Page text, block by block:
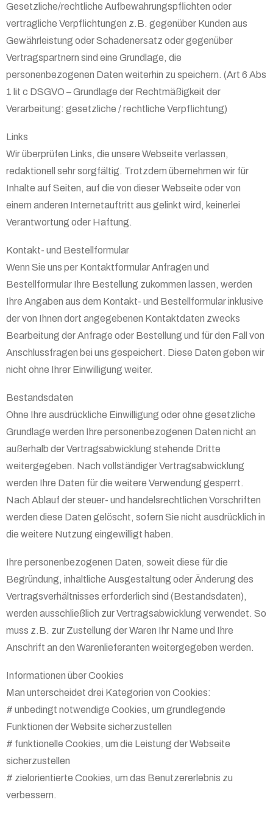
Gesetzliche/rechtliche Aufbewahrungspflichten oder
vertragliche Verpflichtungen z.B. gegenüber Kunden aus
Gewährleistung oder Schadenersatz oder gegenüber
Vertragspartnern sind eine Grundlage, die
personenbezogenen Daten weiterhin zu speichern. (Art 6 Abs
1 lit c DSGVO – Grundlage der Rechtmäßigkeit der
Verarbeitung: gesetzliche / rechtliche Verpflichtung)
Links
Wir überprüfen Links, die unsere Webseite verlassen,
redaktionell sehr sorgfältig. Trotzdem übernehmen wir für
Inhalte auf Seiten, auf die von dieser Webseite oder von
einem anderen Internetauftritt aus gelinkt wird, keinerlei
Verantwortung oder Haftung.
Kontakt- und Bestellformular
Wenn Sie uns per Kontaktformular Anfragen und
Bestellformular Ihre Bestellung zukommen lassen, werden
Ihre Angaben aus dem Kontakt- und Bestellformular inklusive
der von Ihnen dort angegebenen Kontaktdaten zwecks
Bearbeitung der Anfrage oder Bestellung und für den Fall von
Anschlussfragen bei uns gespeichert. Diese Daten geben wir
nicht ohne Ihrer Einwilligung weiter.
Bestandsdaten
Ohne Ihre ausdrückliche Einwilligung oder ohne gesetzliche
Grundlage werden Ihre personenbezogenen Daten nicht an
außerhalb der Vertragsabwicklung stehende Dritte
weitergegeben. Nach vollständiger Vertragsabwicklung
werden Ihre Daten für die weitere Verwendung gesperrt.
Nach Ablauf der steuer- und handelsrechtlichen Vorschriften
werden diese Daten gelöscht, sofern Sie nicht ausdrücklich in
die weitere Nutzung eingewilligt haben.
Ihre personenbezogenen Daten, soweit diese für die
Begründung, inhaltliche Ausgestaltung oder Änderung des
Vertragsverhältnisses erforderlich sind (Bestandsdaten),
werden ausschließlich zur Vertragsabwicklung verwendet. So
muss z.B. zur Zustellung der Waren Ihr Name und Ihre
Anschrift an den Warenlieferanten weitergegeben werden.
Informationen über Cookies
Man unterscheidet drei Kategorien von Cookies:
# unbedingt notwendige Cookies, um grundlegende
Funktionen der Website sicherzustellen
# funktionelle Cookies, um die Leistung der Webseite
sicherzustellen
# zielorientierte Cookies, um das Benutzererlebnis zu
verbessern.